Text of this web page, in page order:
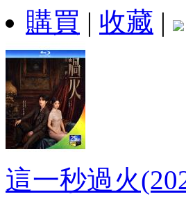
購買 | 收藏 |
這一秒過火